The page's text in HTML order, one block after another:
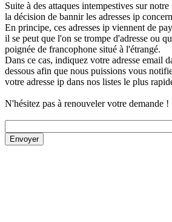
Suite à des attaques intempestives sur
la décision de bannir les adresses ip
En principe, ces adresses ip viennent de
il se peut que l'on se trompe d'adresse ou
poignée de francophone situé à l'étrangé.
Dans ce cas, indiquez votre adresse email
dessous afin que nous puissions vous
votre adresse ip dans nos listes le plus
N'hésitez pas à renouveler votre demande !